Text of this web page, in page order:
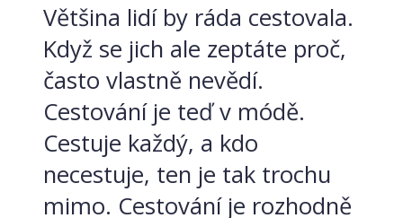
Většina lidí by ráda cestovala.
Když se jich ale zeptáte proč,
často vlastně nevědí.
Cestování je teď v módě.
Cestuje každý, a kdo
necestuje, ten je tak trochu
mimo. Cestování je rozhodně